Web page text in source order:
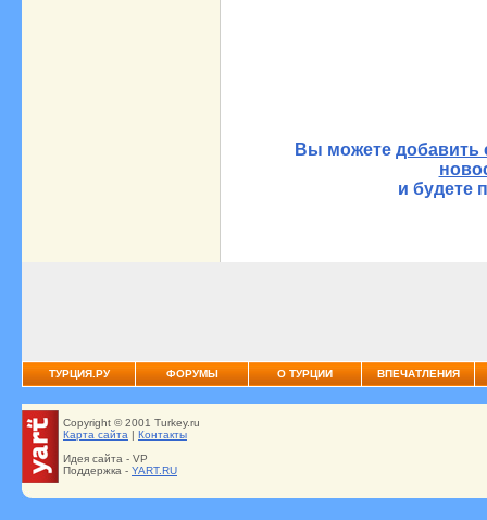
Вы можете добавить
и будете
ТУРЦИЯ.РУ ФОРУМЫ О ТУРЦИИ ВПЕЧАТЛЕНИЯ
Copyright © 2001 Turkey.ru
Карта сайта | Контакты
Идея сайта - VP
Поддержка - YART.RU